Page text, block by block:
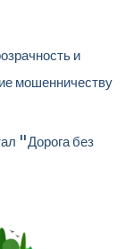
и
мошенничеству
"Дорога без